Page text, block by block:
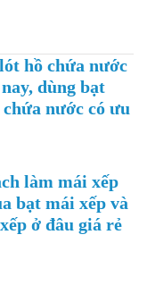
hồ chứa nước
dùng bạt
nước có ưu
làm mái xếp
bạt mái xếp và
ở đâu giá rẻ